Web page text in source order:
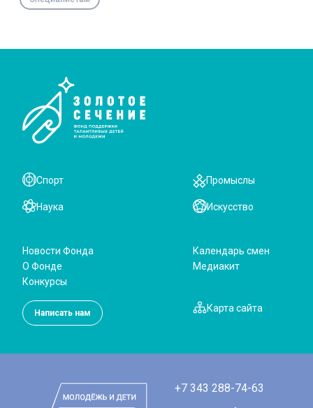
Наука
Спорт
Искусство
Промыслы
Карта сайта
Написать нам
Новости Фонда
О Фонде
Конкурсы
Календарь смен
Медиакит
+7 343 288-74-63